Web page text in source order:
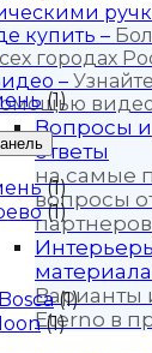
купить –
городах
–
Вопросы и
ответы
на самые
вопросы
партнеров
Варианты
Eterno в
(1)
(1)
(1)
(1)
(1)